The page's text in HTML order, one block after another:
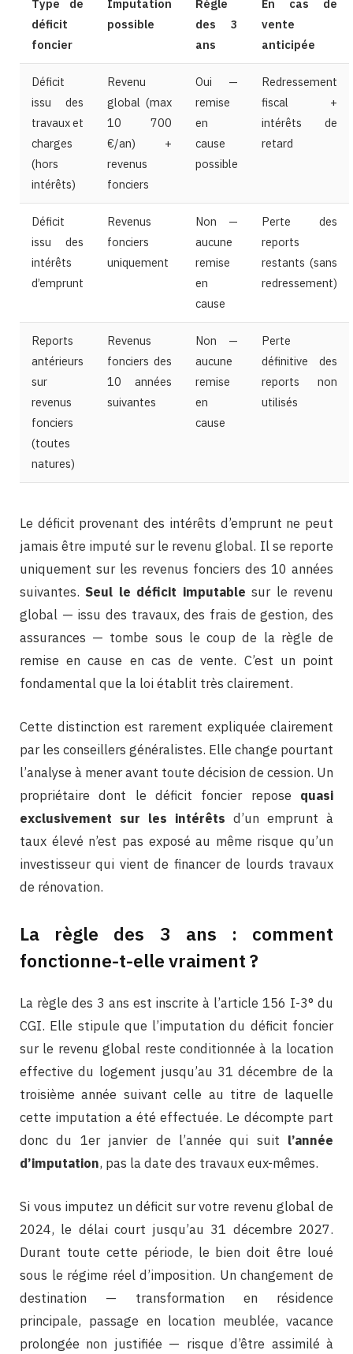
Type de
déficit
foncier
Imputation
possible
Règle
des 3
ans
En cas de
vente
anticipée
Déficit
issu des
travaux et
charges
(hors
intérêts)
Revenu
global (max
10 700
€/an) +
revenus
fonciers
Oui —
remise
en
cause
possible
Redressement
fiscal +
intérêts de
retard
Déficit
issu des
intérêts
d’emprunt
Revenus
fonciers
uniquement
Non —
aucune
remise
en
cause
Perte des
reports
restants (sans
redressement)
Reports
antérieurs
sur
revenus
fonciers
(toutes
natures)
Revenus
fonciers des
10 années
suivantes
Non —
aucune
remise
en
cause
Perte
définitive des
reports non
utilisés
Le déficit provenant des intérêts d’emprunt ne peut
jamais être imputé sur le revenu global. Il se reporte
uniquement sur les revenus fonciers des 10 années
suivantes. Seul le déficit imputable sur le revenu
global — issu des travaux, des frais de gestion, des
assurances — tombe sous le coup de la règle de
remise en cause en cas de vente. C’est un point
fondamental que la loi établit très clairement.
Cette distinction est rarement expliquée clairement
par les conseillers généralistes. Elle change pourtant
l’analyse à mener avant toute décision de cession. Un
propriétaire dont le déficit foncier repose quasi
exclusivement sur les intérêts d’un emprunt à
taux élevé n’est pas exposé au même risque qu’un
investisseur qui vient de financer de lourds travaux
de rénovation.
La règle des 3 ans : comment
fonctionne-t-elle vraiment ?
La règle des 3 ans est inscrite à l’article 156 I-3° du
CGI. Elle stipule que l’imputation du déficit foncier
sur le revenu global reste conditionnée à la location
effective du logement jusqu’au 31 décembre de la
troisième année suivant celle au titre de laquelle
cette imputation a été effectuée. Le décompte part
donc du 1er janvier de l’année qui suit l’année
d’imputation, pas la date des travaux eux-mêmes.
Si vous imputez un déficit sur votre revenu global de
2024, le délai court jusqu’au 31 décembre 2027.
Durant toute cette période, le bien doit être loué
sous le régime réel d’imposition. Un changement de
destination — transformation en résidence
principale, passage en location meublée, vacance
prolongée non justifiée — risque d’être assimilé à